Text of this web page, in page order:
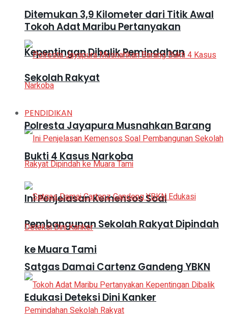
Tokoh Adat Maribu Pertanyakan
Kepentingan Dibalik Pemindahan
Sekolah Rakyat
PENDIDIKAN
Ini Penjelasan Kemensos Soal
Pembangunan Sekolah Rakyat Dipindah
ke Muara Tami
Ditemukan 3,9 Kilometer dari Titik Awal
Polresta Jayapura Musnahkan Barang
Bukti 4 Kasus Narkoba
Satgas Damai Cartenz Gandeng YBKN
Edukasi Deteksi Dini Kanker